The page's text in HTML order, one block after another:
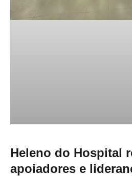
Heleno do Hospital
apoiadores e